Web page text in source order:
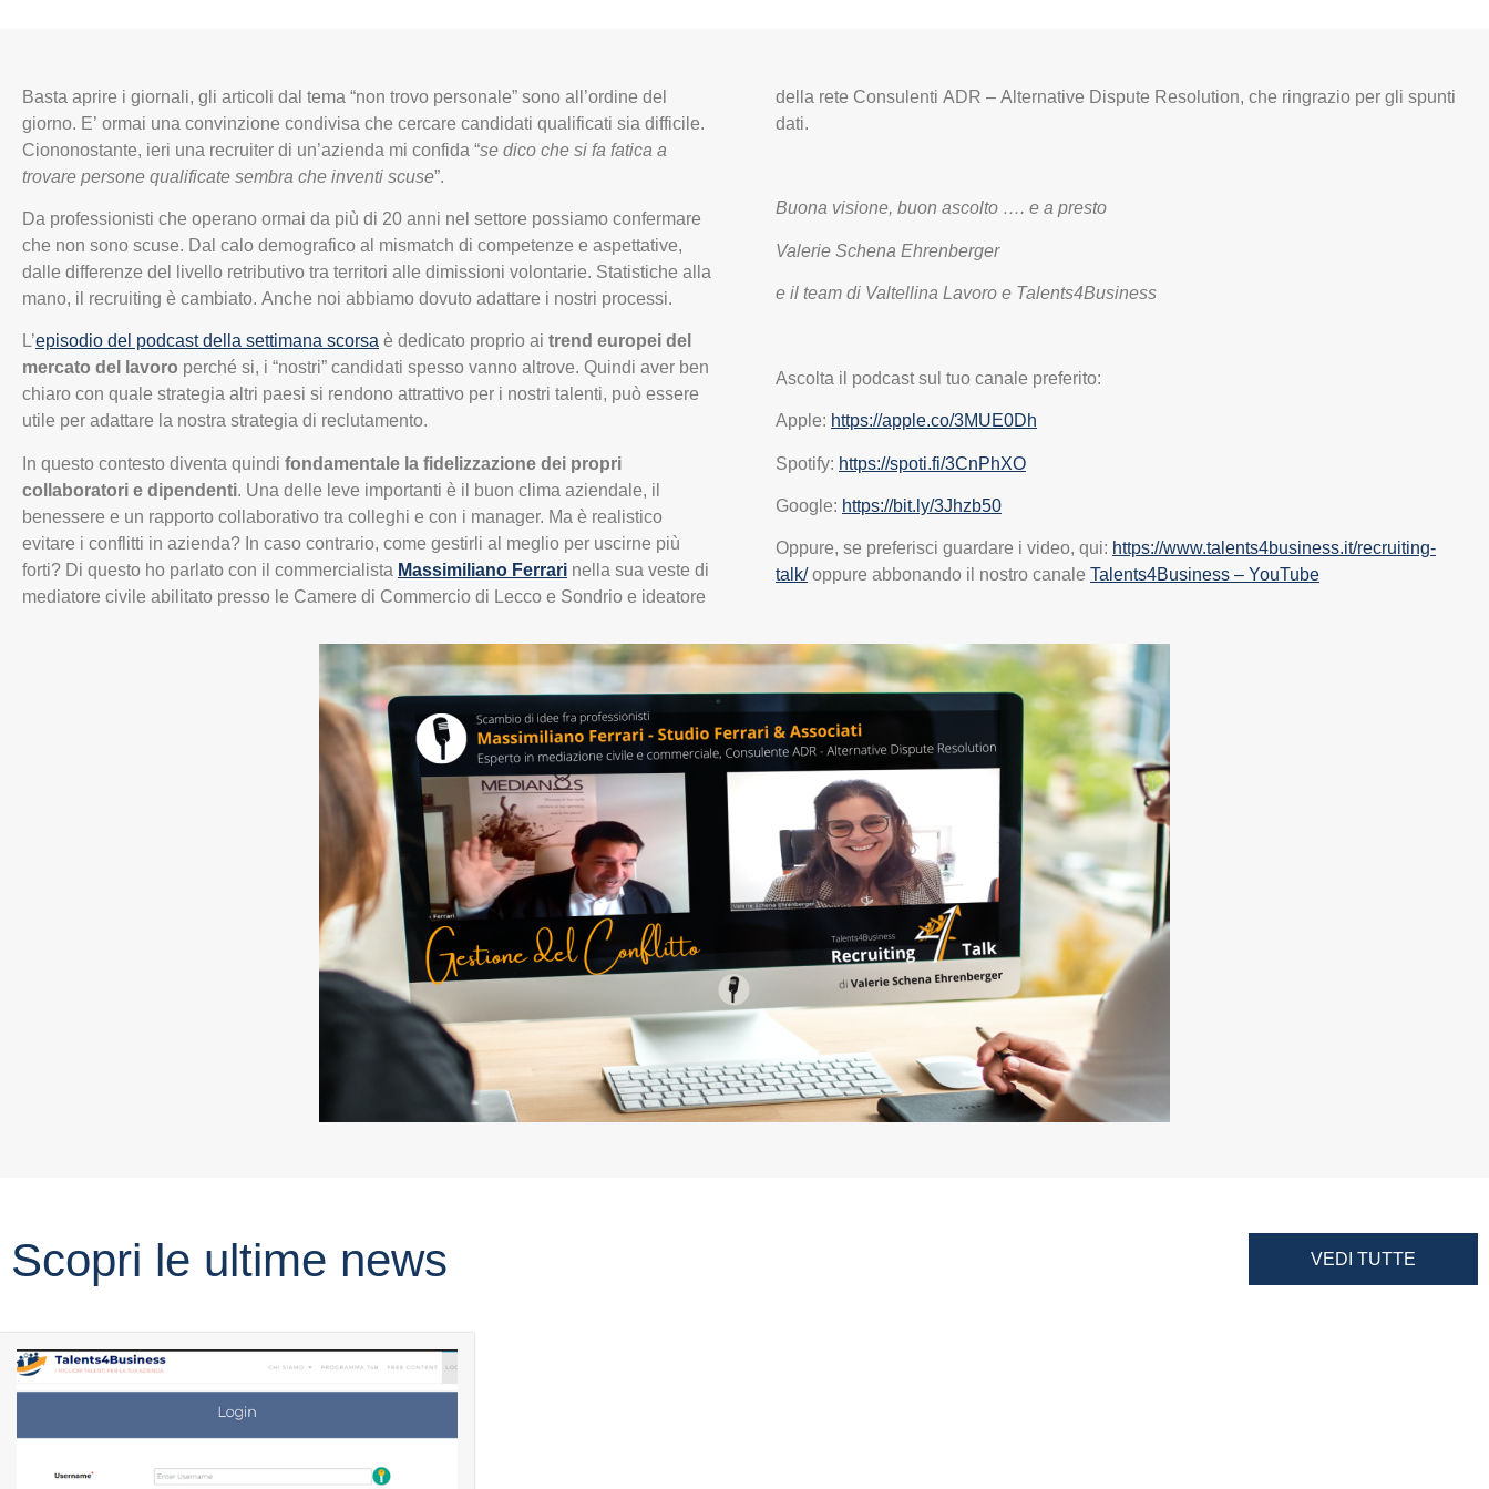
Basta aprire i giornali, gli articoli dal tema “non trovo personale” sono all’ordine del
giorno. E’ ormai una convinzione condivisa che cercare candidati qualificati sia difficile.
Ciononostante, ieri una recruiter di un’azienda mi confida “se dico che si fa fatica a
trovare persone qualificate sembra che inventi scuse”.
Da professionisti che operano ormai da più di 20 anni nel settore possiamo confermare
che non sono scuse. Dal calo demografico al mismatch di competenze e aspettative,
dalle differenze del livello retributivo tra territori alle dimissioni volontarie. Statistiche alla
mano, il recruiting è cambiato. Anche noi abbiamo dovuto adattare i nostri processi.
L’episodio del podcast della settimana scorsa è dedicato proprio ai trend europei del
mercato del lavoro perché si, i “nostri” candidati spesso vanno altrove. Quindi aver ben
chiaro con quale strategia altri paesi si rendono attrattivo per i nostri talenti, può essere
utile per adattare la nostra strategia di reclutamento.
In questo contesto diventa quindi fondamentale la fidelizzazione dei propri
collaboratori e dipendenti. Una delle leve importanti è il buon clima aziendale, il
benessere e un rapporto collaborativo tra colleghi e con i manager. Ma è realistico
evitare i conflitti in azienda? In caso contrario, come gestirli al meglio per uscirne più
forti? Di questo ho parlato con il commercialista Massimiliano Ferrari nella sua veste di
mediatore civile abilitato presso le Camere di Commercio di Lecco e Sondrio e ideatore
della rete Consulenti ADR – Alternative Dispute Resolution, che ringrazio per gli spunti
dati.
Buona visione, buon ascolto …. e a presto
Valerie Schena Ehrenberger
e il team di Valtellina Lavoro e Talents4Business
Ascolta il podcast sul tuo canale preferito:
Apple: https://apple.co/3MUE0Dh
Spotify: https://spoti.fi/3CnPhXO
Google: https://bit.ly/3Jhzb50
Oppure, se preferisci guardare i video, qui: https://www.talents4business.it/recruiting-
talk/ oppure abbonando il nostro canale Talents4Business – YouTube
Scopri le ultime news VEDI TUTTE